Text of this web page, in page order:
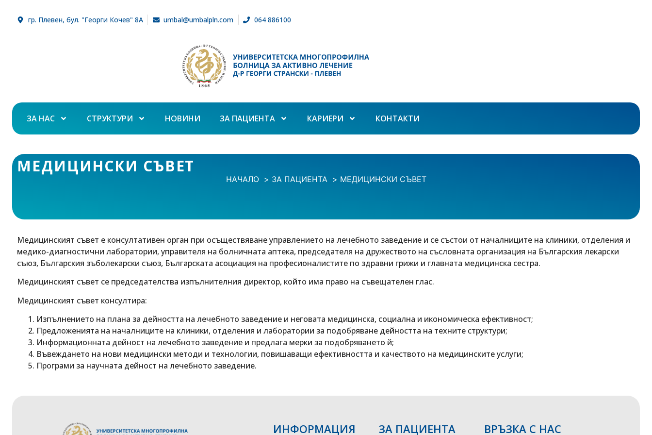
гр. Плевен, бул. "Георги Кочев" 8А umbal@umbalpln.com 064 886100
ЗА НАС СТРУКТУРИ НОВИНИ ЗА ПАЦИЕНТА КАРИЕРИ КОНТАКТИ
МЕДИЦИНСКИ СЪВЕТ
НАЧАЛО ЗА ПАЦИЕНТА МЕДИЦИНСКИ СЪВЕТ
Медицинският съвет е консултативен орган при осъществяване управлението на лечебното заведение и се състои от началниците на клиники, отделения и
медико-диагностични лаборатории, управителя на болничната аптека, председателя на дружеството на съсловната организация на Българския лекарски
съюз, Българския зъболекарски съюз, Българската асоциация на професионалистите по здравни грижи и главната медицинска сестра.
Медицинският съвет се председателства изпълнителния директор, който има право на съвещателен глас.
Медицинският съвет консултира:
Изпълнението на плана за дейността на лечебното заведение и неговата медицинска, социална и икономическа ефективност;
Предложенията на началниците на клиники, отделения и лаборатории за подобряване дейността на техните структури;
Информационната дейност на лечебното заведение и предлага мерки за подобряването й;
Въвеждането на нови медицински методи и технологии, повишаващи ефективността и качеството на медицинските услуги;
Програми за научната дейност на лечебното заведение.
ИНФОРМАЦИЯ ЗА ПАЦИЕНТА ВРЪЗКА С НАС